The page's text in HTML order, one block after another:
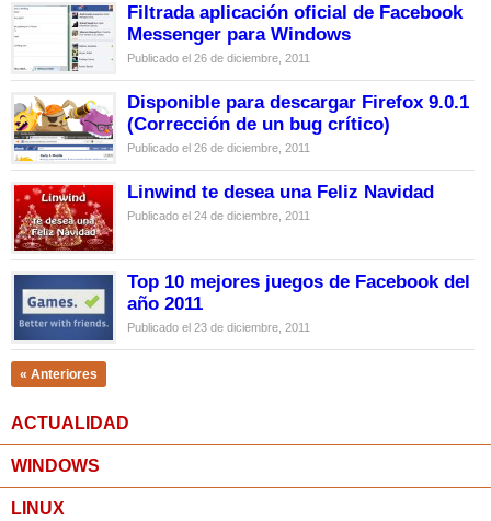
Filtrada aplicación oficial de Facebook
Messenger para Windows
Publicado el 26 de diciembre, 2011
Disponible para descargar Firefox 9.0.1
(Corrección de un bug crítico)
Publicado el 26 de diciembre, 2011
Linwind te desea una Feliz Navidad
Publicado el 24 de diciembre, 2011
Top 10 mejores juegos de Facebook del
año 2011
Publicado el 23 de diciembre, 2011
« Anteriores
ACTUALIDAD
WINDOWS
LINUX